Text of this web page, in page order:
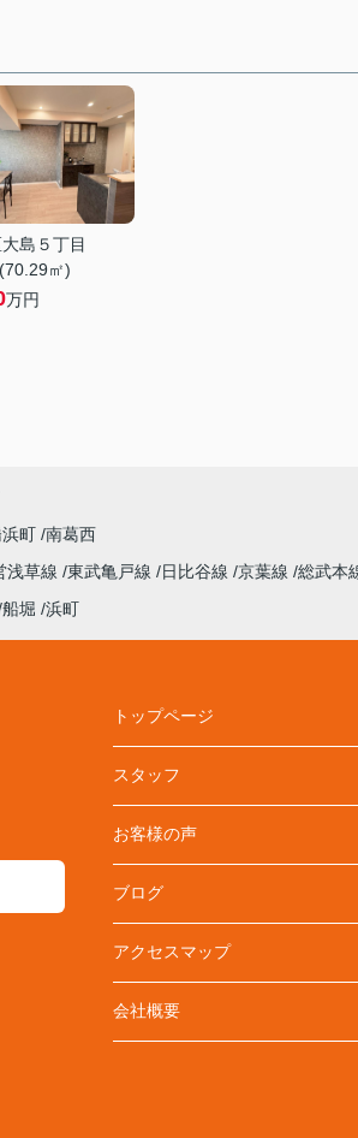
島５丁目
㎡)
万円
町 南葛西
浅草線 東武亀戸線 日比谷線 京葉線 総武本
船堀 浜町
トップページ
スタッフ
お客様の声
ブログ
アクセスマップ
会社概要